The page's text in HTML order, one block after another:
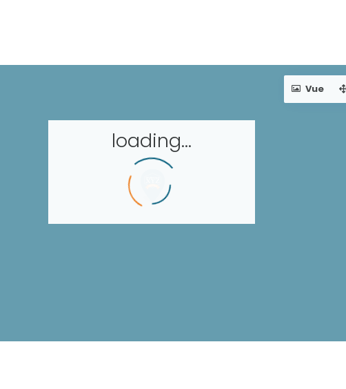
Les séjours à thème
loading...
Vue